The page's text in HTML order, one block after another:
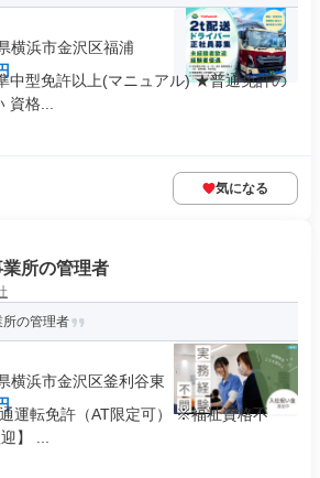
横浜市金沢区福浦
中型免許以上(マニュアル) ★普通免許の
格...
気になる
所の管理者
の管理者
横浜市金沢区釜利谷東
運転免許（AT限定可） ※福祉資格不
】 ...